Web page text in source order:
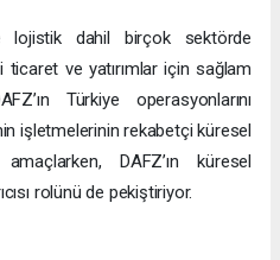
dahil birçok sektörde
ticaret ve yatırımlar için sağlam
Türkiye operasyonlarını
işletmelerinin rekabetçi küresel
DAFZ’ın küresel
rolünü de pekiştiriyor.